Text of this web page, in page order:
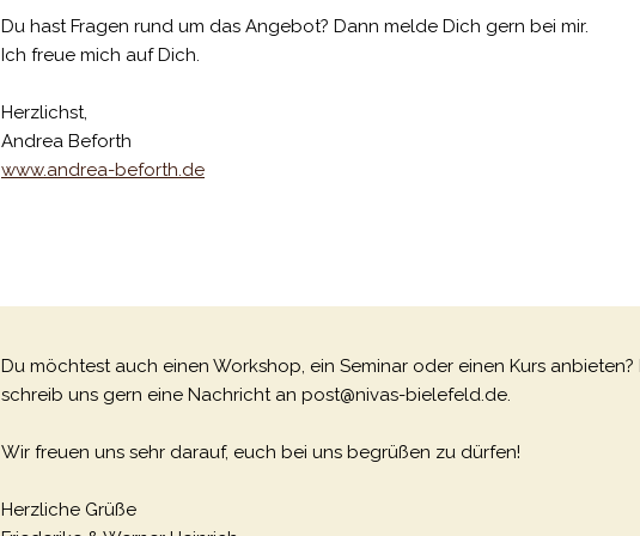
Du hast Fragen rund um das Angebot? Dann melde Dich gern bei mir.
Ich freue mich auf Dich.
Herzlichst,
Andrea Beforth
www.andrea-beforth.de
Du möchtest auch einen Workshop, ein Seminar oder einen Kurs anbieten?
schreib uns gern eine Nachricht an post@nivas-bielefeld.de.
Wir freuen uns sehr darauf, euch bei uns begrüßen zu dürfen!
Herzliche Grüße